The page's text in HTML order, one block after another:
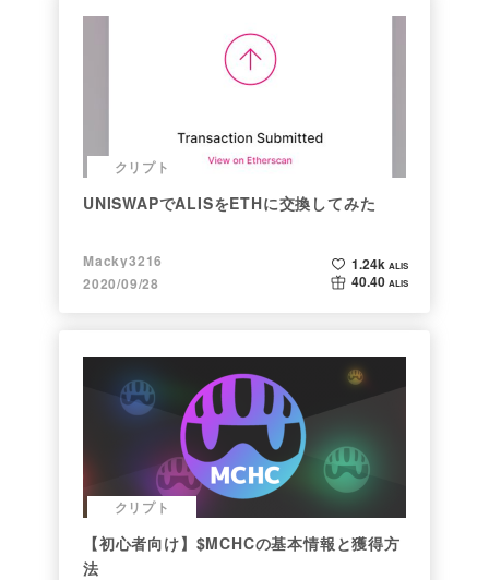
クリプト
UNISWAPでALISをETHに交換してみた
Macky3216
2020/09/28
1.24k ALIS
40.40 ALIS
クリプト
【初心者向け】$MCHCの基本情報と獲得方
法